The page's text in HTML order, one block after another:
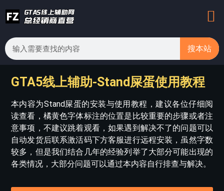
搜本站
GTA5线上辅助-Stand屎蛋使用教程
本内容为Stand屎蛋的安装与使用教程，建议各位仔细阅
读查看，橘黄色字体标注的位置是比较重要的步骤或者注
意事项，不建议跳着观看，如果遇到解决不了的问题可以
自动发货后联系激活码下方客服进行远程安装，虽然字数
较多，但是我们结合几年的经验列举了大部分可能出现的
各类情况，大部分问题可以通过本内容自行排查与解决。